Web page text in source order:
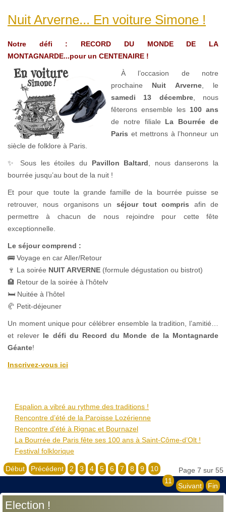
Nuit Arverne... En voiture Simone !
Notre défi : RECORD DU MONDE DE LA
MONTAGNARDE...pour un CENTENAIRE !
À l’occasion de notre
prochaine Nuit Arverne, le
samedi 13 décembre, nous
fêterons ensemble les 100 ans
de notre filiale La Bourrée de
Paris et mettrons à l’honneur un
siècle de folklore à Paris.
✨ Sous les étoiles du Pavillon Baltard , nous danserons la
bourrée jusqu’au bout de la nuit !
Et pour que toute la grande famille de la bourrée puisse se
retrouver, nous organisons un séjour tout compris afin de
permettre à chacun de nous rejoindre pour cette fête
exceptionnelle.
Le séjour comprend :
🚌 Voyage en car Aller/Retour
🍷 La soirée NUIT ARVERNE (formule dégustation ou bistrot)
🏨 Retour de la soirée à l’hôtelv
🛏 Nuitée à l’hôtel
🥐 Petit-déjeuner
Un moment unique pour célébrer ensemble la tradition, l’amitié…
et relever le défi du Record du Monde de la Montagnarde
Géante!
Inscrivez-vous ici
Espalion a vibré au rythme des traditions !
Rencontre d’été de la Paroisse Lozérienne
Rencontre d'été à Rignac et Bournazel
La Bourrée de Paris fête ses 100 ans à Saint-Côme-d’Olt !
Festival folklorique
Page 7 sur 55
Début Précédent 2 3 4 5 6 7 8 9
10
11
Suivant Fin
Election !